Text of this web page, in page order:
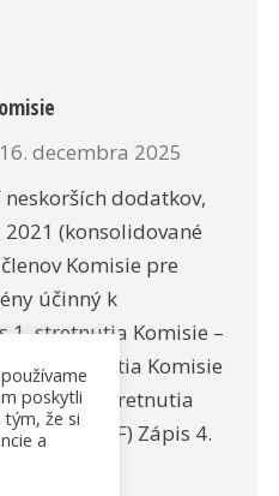
16. decembra 2025
dodatkov,
(konsolidované
Komisie pre
účinný k
1. stretnutia Komisie –
2. stretnutia Komisie
Zápis 3. stretnutia
2010 (PDF) Zápis 4.
poskytli
že si
a